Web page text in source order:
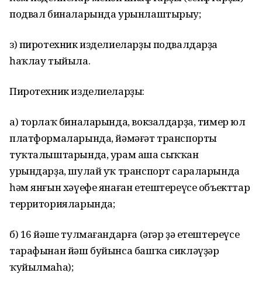
подвал биналарында урынлаштырыу;
з) пиротехник изделиеларҙы подвалдарҙа
һаҡлау тыйыла.
Пиротехник изделиеларҙы:
а) торлаҡ биналарында, вокзалдарҙа, тимер юл
платформаларында, йәмәғәт транспорты
туҡталыштарында, урам аша сыҡҡан
урындарҙа, шулай уҡ транспорт сараларында
һәм янғын хәүефе янаған етештереүсе объекттар
территорияларында;
б) 16 йәше тулмағандарға (әгәр ҙә етештереүсе
тарафынан йәш буйынса башҡа сикләүҙәр
ҡуйылмаһа);